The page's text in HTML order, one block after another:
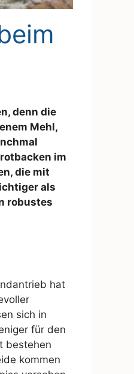
denn die
Mehl,
im
die mit
als
robustes
hat
sich in
für den
bestehen
kommen